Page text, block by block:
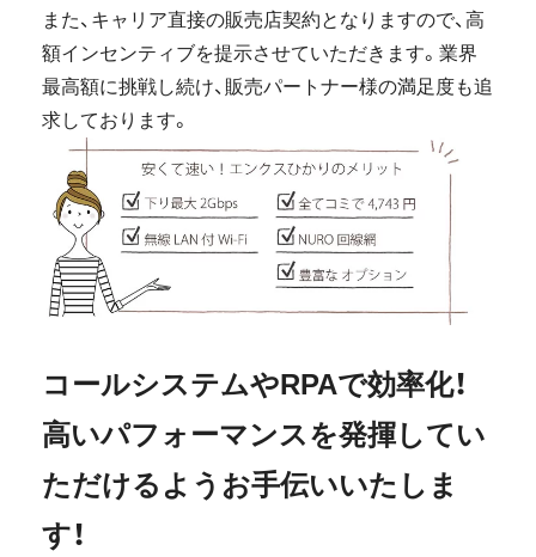
また、キャリア直接の販売店契約となりますので、高
額インセンティブを提示させていただきます。業界
最高額に挑戦し続け、販売パートナー様の満足度も追
求しております。
コールシステムやRPAで効率化！
高いパフォーマンスを発揮してい
ただけるようお手伝いいたしま
す！